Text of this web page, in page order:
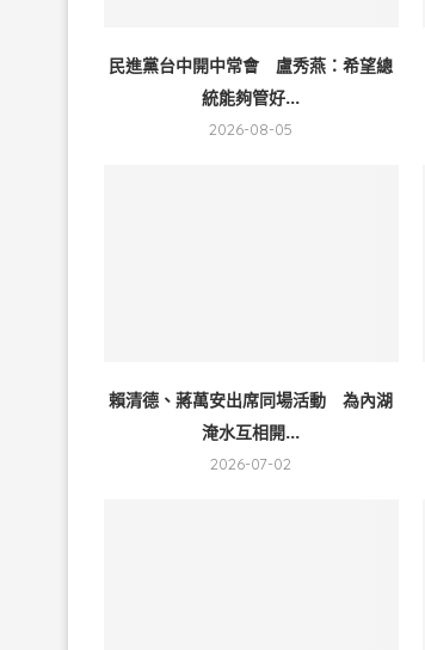
民進黨台中開中常會 盧秀燕：希望總
統能夠管好...
2026-08-05
賴清德、蔣萬安出席同場活動 為內湖
淹水互相開...
2026-07-02